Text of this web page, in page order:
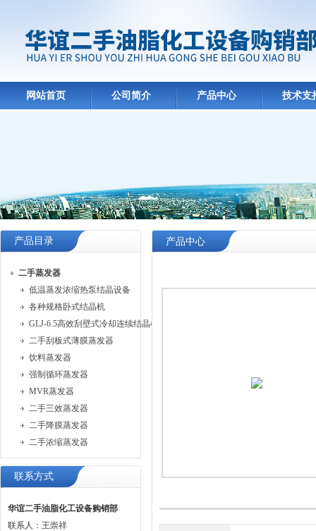
网站首页 公司简介 产品中心 技术支
产品目录
二手蒸发器
低温蒸发浓缩热泵结晶设备
各种规格卧式结晶机
GLJ-6.5高效刮壁式冷却连续结晶机
二手刮板式薄膜蒸发器
饮料蒸发器
强制循环蒸发器
MVR蒸发器
二手三效蒸发器
二手降膜蒸发器
二手浓缩蒸发器
联系方式
华谊二手油脂化工设备购销部
联系人：王崇祥
产品中心